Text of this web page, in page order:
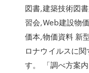
図書,建築技術図
習会,Web建設物
価本,物価資料 新
ロナウイルスに
す。 「調べ方案